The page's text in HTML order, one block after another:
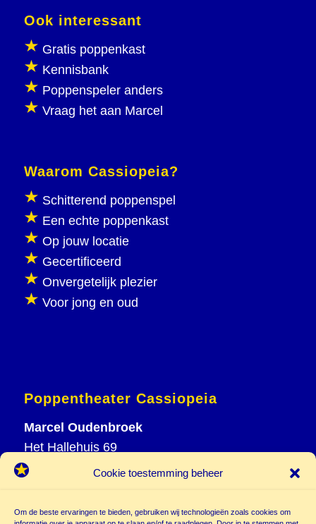
Cookie toestemming beheer
Om de beste ervaringen te bieden, gebruiken wij technologieën zoals cookies om
Ook interessant
Gratis poppenkast
Kennisbank
Poppenspeler anders
Vraag het aan Marcel
Waarom Cassiopeia?
Schitterend poppenspel
Een echte poppenkast
Op jouw locatie
Gecertificeerd
Onvergetelijk plezier
Voor jong en oud
Poppentheater Cassiopeia
Marcel Oudenbroek
Het Hallehuis 69
3823 VH Amersfoort
M 06 20 26 94 61